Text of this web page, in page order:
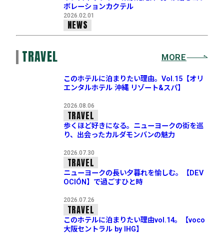
ボレーションカクテル
2026.02.01
NEWS
TRAVEL MORE
このホテルに泊まりたい理由。Vol.15【オリ
エンタルホテル 沖縄 リゾート&スパ】
2026.08.06
TRAVEL
歩くほど好きになる。ニューヨークの街を巡
り、出会ったカルダモンバンの魅力
2026.07.30
TRAVEL
ニューヨークの長い夕暮れを愉しむ。【DEV
OCIÓN】で過ごすひと時
2026.07.26
TRAVEL
このホテルに泊まりたい理由vol.14。【voco
大阪セントラル by IHG】